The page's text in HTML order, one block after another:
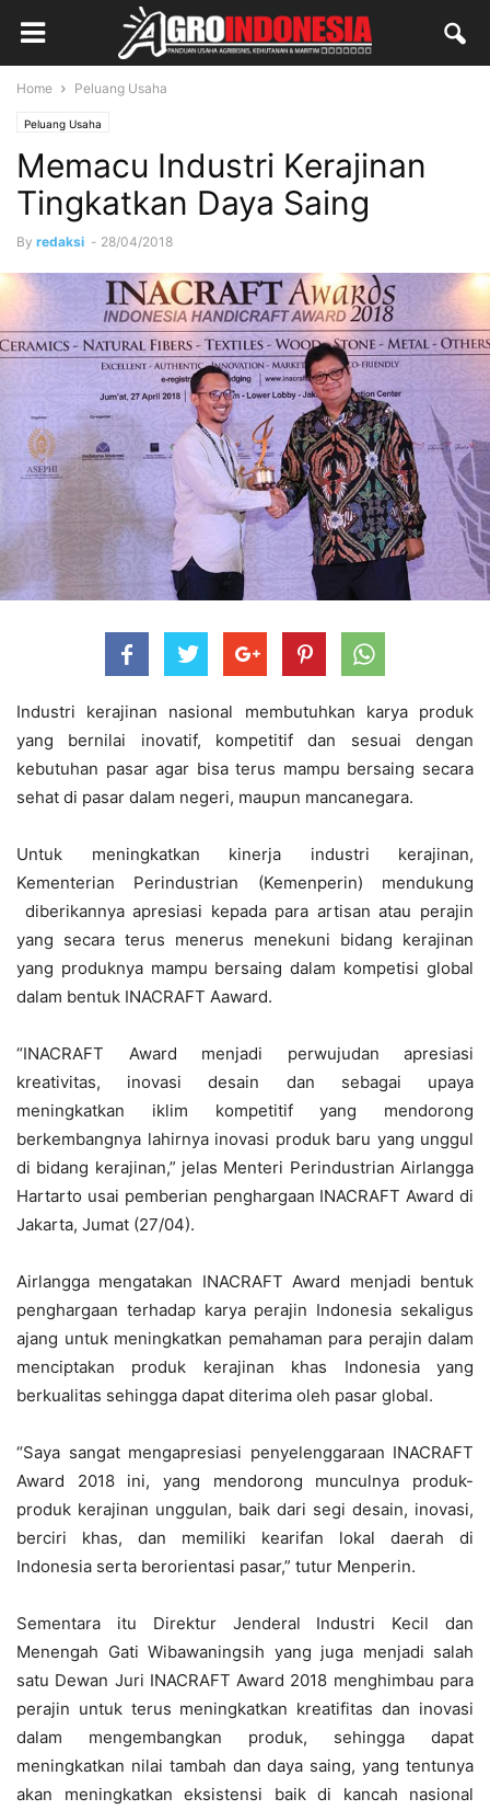
Home Peluang Usaha
Peluang Usaha
Memacu Industri Kerajinan
Tingkatkan Daya Saing
By redaksi - 28/04/2018
Industri kerajinan nasional membutuhkan karya produk
yang bernilai inovatif, kompetitif dan sesuai dengan
kebutuhan pasar agar bisa terus mampu bersaing secara
sehat di pasar dalam negeri, maupun mancanegara.
Untuk meningkatkan kinerja industri kerajinan,
Kementerian Perindustrian (Kemenperin) mendukung
diberikannya apresiasi kepada para artisan atau perajin
yang secara terus menerus menekuni bidang kerajinan
yang produknya mampu bersaing dalam kompetisi global
dalam bentuk INACRAFT Aaward.
“INACRAFT Award menjadi perwujudan apresiasi
kreativitas, inovasi desain dan sebagai upaya
meningkatkan iklim kompetitif yang mendorong
berkembangnya lahirnya inovasi produk baru yang unggul
di bidang kerajinan,” jelas Menteri Perindustrian Airlangga
Hartarto usai pemberian penghargaan INACRAFT Award di
Jakarta, Jumat (27/04).
Airlangga mengatakan INACRAFT Award menjadi bentuk
penghargaan terhadap karya perajin Indonesia sekaligus
ajang untuk meningkatkan pemahaman para perajin dalam
menciptakan produk kerajinan khas Indonesia yang
berkualitas sehingga dapat diterima oleh pasar global.
“Saya sangat mengapresiasi penyelenggaraan INACRAFT
Award 2018 ini, yang mendorong munculnya produk-
produk kerajinan unggulan, baik dari segi desain, inovasi,
berciri khas, dan memiliki kearifan lokal daerah di
Indonesia serta berorientasi pasar,” tutur Menperin.
Sementara itu Direktur Jenderal Industri Kecil dan
Menengah Gati Wibawaningsih yang juga menjadi salah
satu Dewan Juri INACRAFT Award 2018 menghimbau para
perajin untuk terus meningkatkan kreatifitas dan inovasi
dalam mengembangkan produk, sehingga dapat
meningkatkan nilai tambah dan daya saing, yang tentunya
akan meningkatkan eksistensi baik di kancah nasional